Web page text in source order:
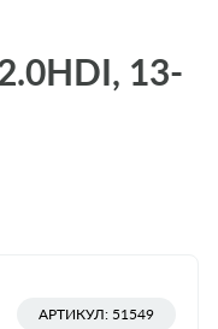
13-
АРТИКУЛ: 51549